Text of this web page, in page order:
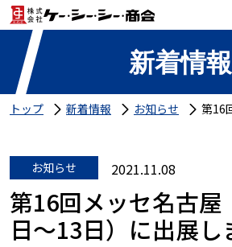
新着情報
トップ 新着情報 お知らせ 第16
お知らせ 2021.11.08
第16回メッセ名古屋
日〜13日）に出展し